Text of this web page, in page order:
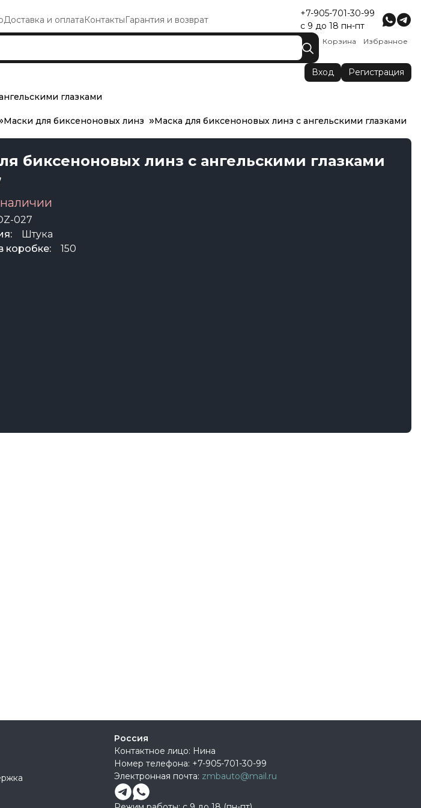
Доставка и оплатаКонтактыГарантия и возврат
+7-905-701-30-99
с 9 до 18 пн-пт
Корзина Избранное
Вход Регистрация
глазками
Маски для биксеноновых линз Маска для биксеноновых линз с ангельскими глазками
биксеноновых линз с ангельскими глазками
027
Штука
коробке:
150
Россия
Контактное лицо: Нина
Номер телефона: +7-905-701-30-99
Электронная почта: zmbauto@mail.ru